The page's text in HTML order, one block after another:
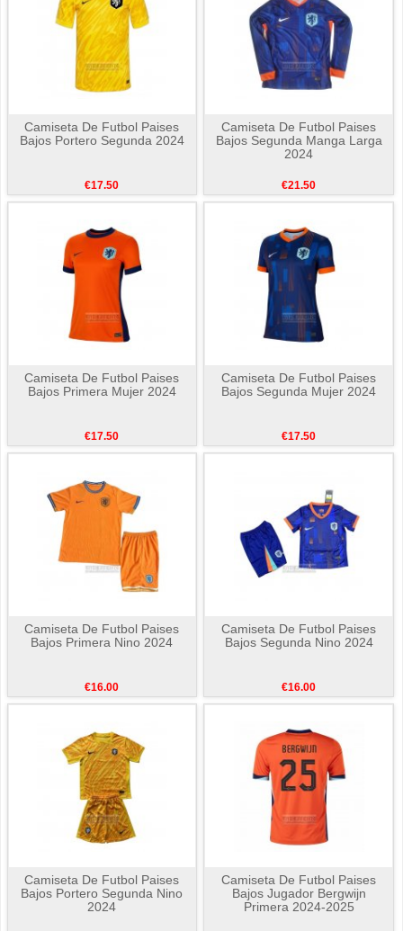
Camiseta De Futbol Paises
Bajos Portero Segunda 2024
€17.50
Camiseta De Futbol Paises
Bajos Segunda Manga Larga
2024
€21.50
Camiseta De Futbol Paises
Bajos Primera Mujer 2024
€17.50
Camiseta De Futbol Paises
Bajos Segunda Mujer 2024
€17.50
Camiseta De Futbol Paises
Bajos Primera Nino 2024
€16.00
Camiseta De Futbol Paises
Bajos Segunda Nino 2024
€16.00
Camiseta De Futbol Paises
Bajos Portero Segunda Nino
2024
Camiseta De Futbol Paises
Bajos Jugador Bergwijn
Primera 2024-2025